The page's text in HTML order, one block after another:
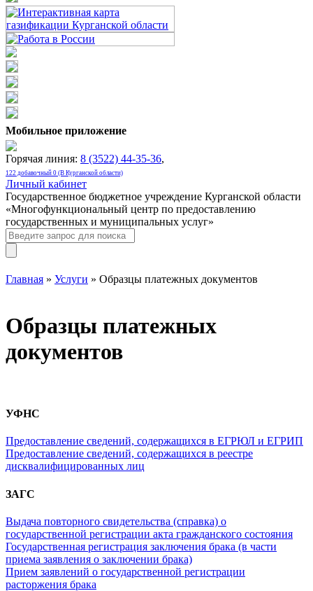
Мобильное приложение
Горячая линия: 8 (3522) 44-35-36,
122 добавочный 0 (В Курганской области)
Личный кабинет
Государственное бюджетное учреждение Курганской области
«Многофункциональный центр по предоставлению
государственных и муниципальных услуг»
Главная » Услуги » Образцы платежных документов
Образцы платежных
документов
УФНС
Предоставление сведений, содержащихся в ЕГРЮЛ и ЕГРИП
Предоставление сведений, содержащихся в реестре
дисквалифицированных лиц
ЗАГС
Выдача повторного свидетельства (справка) о
государственной регистрации акта гражданского состояния
Государственная регистрация заключения брака (в части
приема заявления о заключении брака)
Прием заявлений о государственной регистрации
расторжения брака